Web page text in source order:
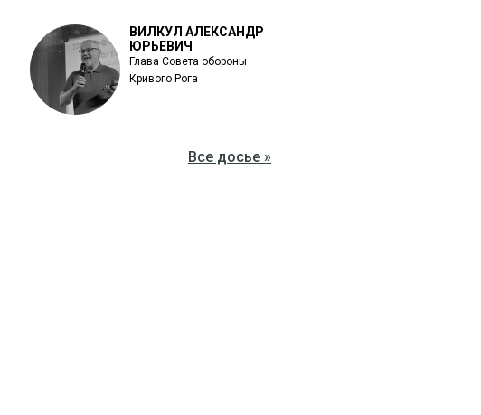
ВИЛКУЛ АЛЕКСАНДР
ЮРЬЕВИЧ
Глава Совета обороны
Кривого Рога
Все досье »